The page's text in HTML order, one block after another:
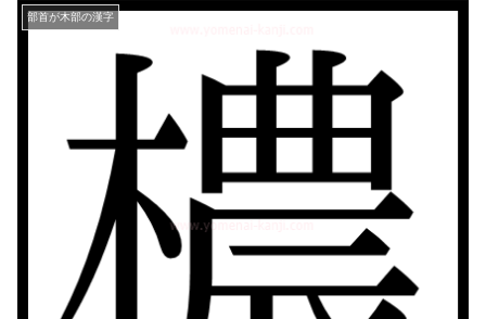
部首が木部の漢字